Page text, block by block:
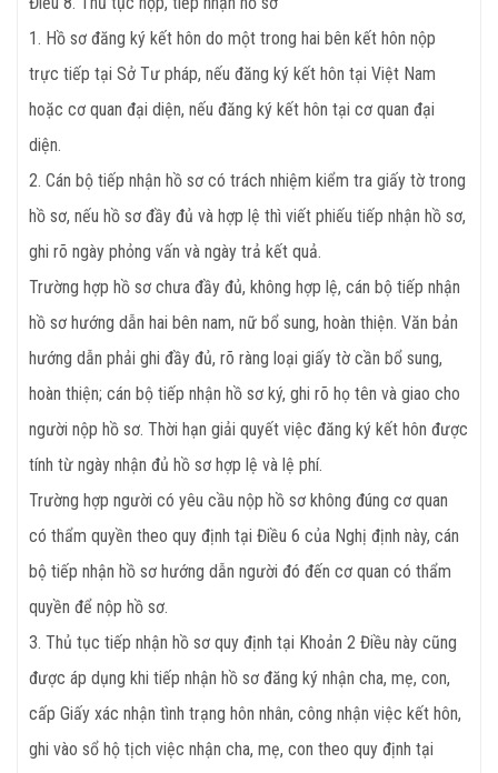
1. Hồ sơ đăng ký kết hôn do một trong hai bên kết hôn nộp
trực tiếp tại Sở Tư pháp, nếu đăng ký kết hôn tại Việt Nam
hoặc cơ quan đại diện, nếu đăng ký kết hôn tại cơ quan đại
diện.
2. Cán bộ tiếp nhận hồ sơ có trách nhiệm kiểm tra giấy tờ trong
hồ sơ, nếu hồ sơ đầy đủ và hợp lệ thì viết phiếu tiếp nhận hồ sơ,
ghi rõ ngày phỏng vấn và ngày trả kết quả.
Trường hợp hồ sơ chưa đầy đủ, không hợp lệ, cán bộ tiếp nhận
hồ sơ hướng dẫn hai bên nam, nữ bổ sung, hoàn thiện. Văn bản
hướng dẫn phải ghi đầy đủ, rõ ràng loại giấy tờ cần bổ sung,
hoàn thiện; cán bộ tiếp nhận hồ sơ ký, ghi rõ họ tên và giao cho
người nộp hồ sơ. Thời hạn giải quyết việc đăng ký kết hôn được
tính từ ngày nhận đủ hồ sơ hợp lệ và lệ phí.
Trường hợp người có yêu cầu nộp hồ sơ không đúng cơ quan
có thẩm quyền theo quy định tại Điều 6 của Nghị định này, cán
bộ tiếp nhận hồ sơ hướng dẫn người đó đến cơ quan có thẩm
quyền để nộp hồ sơ.
3. Thủ tục tiếp nhận hồ sơ quy định tại Khoản 2 Điều này cũng
được áp dụng khi tiếp nhận hồ sơ đăng ký nhận cha, mẹ, con,
cấp Giấy xác nhận tình trạng hôn nhân, công nhận việc kết hôn,
ghi vào sổ hộ tịch việc nhận cha, mẹ, con theo quy định tại